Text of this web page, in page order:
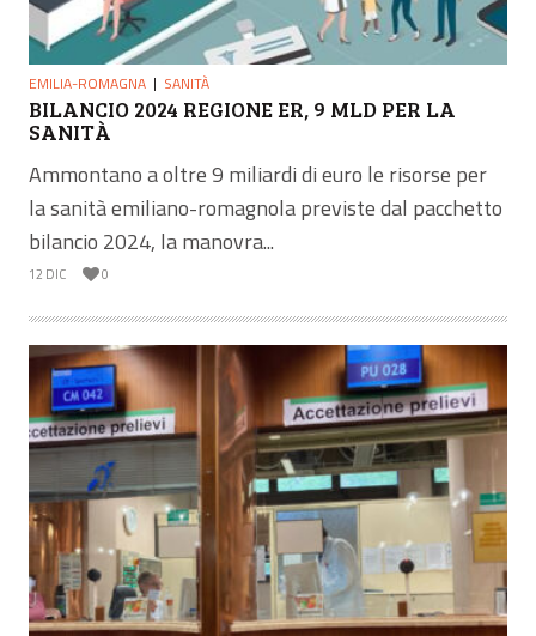
EMILIA-ROMAGNA SANITÀ
BILANCIO 2024 REGIONE ER, 9 MLD PER LA
SANITÀ
Ammontano a oltre 9 miliardi di euro le risorse per
la sanità emiliano-romagnola previste dal pacchetto
bilancio 2024, la manovra...
12 DIC 0